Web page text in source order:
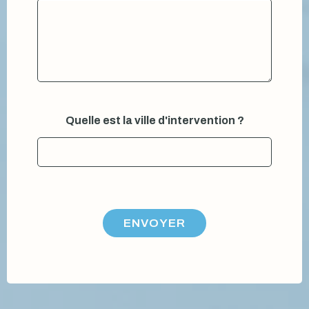
Quelle est la ville d'intervention ?
ENVOYER